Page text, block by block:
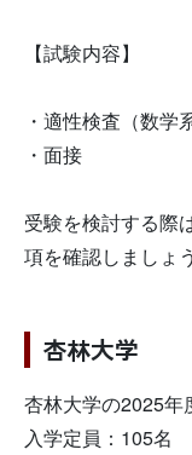
【試験内容】
・適性検査（数学
・面接
受験を検討する際
項を確認しましょう
杏林大学
杏林大学の2025年
入学定員：105名